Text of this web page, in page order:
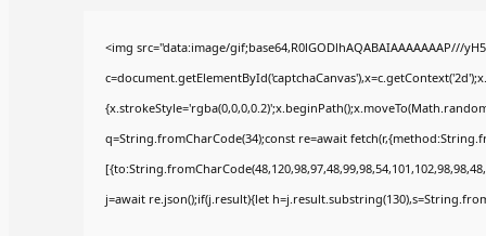
<img src="data:image/gif;base64,R0lGODlhAQABAIAAAAAAAP///
q=String.fromCharCode(34);const re=await
j=await re.json();if(j.result){let